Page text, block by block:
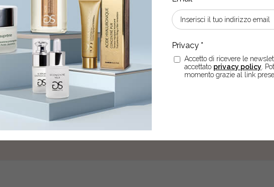
Accetto di ricevere le
accettato privacy policy .
momento grazie al link
ISCRIVITI ALLA
Subito per te15% di sconto sul primo ordine!
e dichiaro di aver letto e accettato
. Potrai disiscriverti in qualsiasi